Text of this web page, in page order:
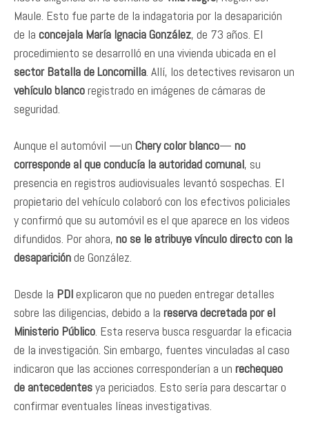
Maule. Esto fue parte de la indagatoria por la desaparición
de la concejala María Ignacia González, de 73 años. El
procedimiento se desarrolló en una vivienda ubicada en el
sector Batalla de Loncomilla. Allí, los detectives revisaron un
vehículo blancoregistrado en imágenes de cámaras de
seguridad.
Aunque el automóvil —un Chery color blanco— no
corresponde al que conducía la autoridad comunal, su
presencia en registros audiovisuales levantó sospechas. El
propietario del vehículo colaboró con los efectivos policiales
y confirmó que su automóvil es el que aparece en los videos
difundidos. Por ahora, no se le atribuye vínculo directo con la
desapariciónde González.
Desde la PDIexplicaron que no pueden entregar detalles
sobre las diligencias, debido a la reserva decretada por el
Ministerio Público. Esta reserva busca resguardar la eficacia
de la investigación. Sin embargo, fuentes vinculadas al caso
indicaron que las acciones corresponderían a un rechequeo
de antecedentesya periciados. Esto sería para descartar o
confirmar eventuales líneas investigativas.